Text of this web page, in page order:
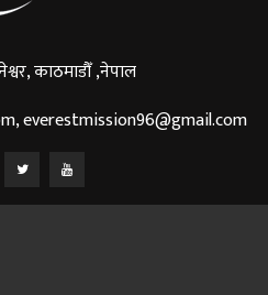
काठमाडौँ ,नेपाल
,everestmission96@gmail.com